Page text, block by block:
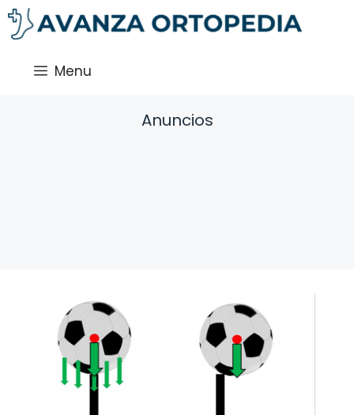
Saltar
al
Menu
Anuncios